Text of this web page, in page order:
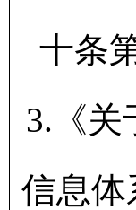
十条
3.《关
信息体